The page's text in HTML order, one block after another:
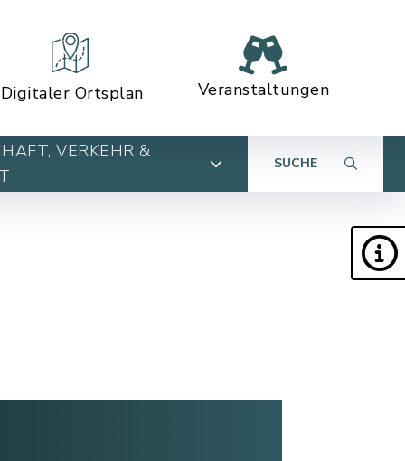
Digitaler Ortsplan Veranstaltungen
VERKEHR &
SUCHE